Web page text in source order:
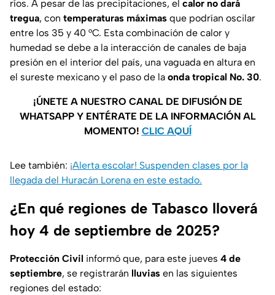
ríos. A pesar de las precipitaciones, el calor no dará
tregua, con temperaturas máximas que podrían oscilar
entre los 35 y 40 °C. Esta combinación de calor y
humedad se debe a la interacción de canales de baja
presión en el interior del país, una vaguada en altura en
el sureste mexicano y el paso de la onda tropical No. 30.
¡ÚNETE A NUESTRO CANAL DE DIFUSIÓN DE
WHATSAPP Y ENTÉRATE DE LA INFORMACIÓN AL
MOMENTO! CLIC AQUÍ
Lee también: ¡Alerta escolar! Suspenden clases por la
llegada del Huracán Lorena en este estado.
¿En qué regiones de Tabasco lloverá
hoy 4 de septiembre de 2025?
Protección Civil informó que, para este jueves 4 de
septiembre, se registrarán lluvias en las siguientes
regiones del estado: